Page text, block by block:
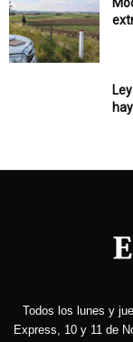
Todos los lunes y
Express, 10 y 11 de